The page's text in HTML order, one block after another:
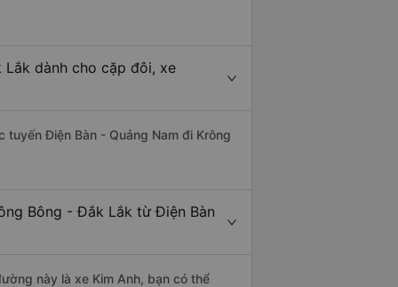
dành cho cặp đôi, xe
tuyến Điện Bàn - Quảng Nam đi Krông
Bông - Đắk Lắk từ Điện Bàn
này là xe Kim Anh, bạn có thể